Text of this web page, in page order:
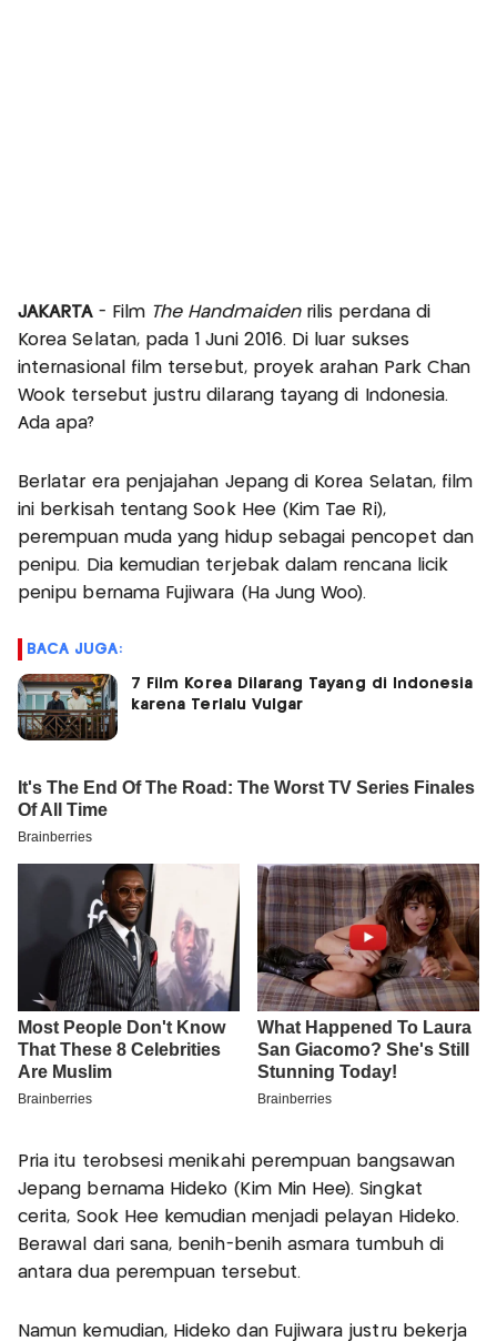
JAKARTA- Film The Handmaiden rilis perdana di
Korea Selatan, pada 1 Juni 2016. Di luar sukses
internasional film tersebut, proyek arahan Park Chan
Wook tersebut justru dilarang tayang di Indonesia.
Ada apa?
Berlatar era penjajahan Jepang di Korea Selatan, film
ini berkisah tentang Sook Hee (Kim Tae Ri),
perempuan muda yang hidup sebagai pencopet dan
penipu. Dia kemudian terjebak dalam rencana licik
penipu bernama Fujiwara (Ha Jung Woo).
BACA JUGA:
7 Film Korea Dilarang Tayang di Indonesia
karena Terlalu Vulgar
Pria itu terobsesi menikahi perempuan bangsawan
Jepang bernama Hideko (Kim Min Hee). Singkat
cerita, Sook Hee kemudian menjadi pelayan Hideko.
Berawal dari sana, benih-benih asmara tumbuh di
antara dua perempuan tersebut.
Namun kemudian, Hideko dan Fujiwara justru bekerja